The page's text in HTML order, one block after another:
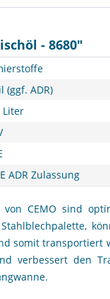
- 8680"
(ggf. ADR)
Liter
ADR Zulassung
CEMO sind
somit transportiert
verbessert den